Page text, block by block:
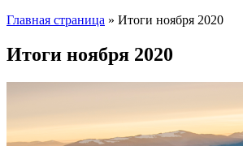
Главная страница » Итоги ноября 2020
Итоги ноября 2020